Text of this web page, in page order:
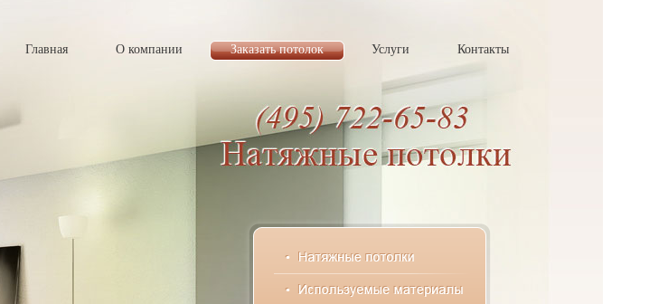
Главная О компании Заказать потолок Услуги Контакты